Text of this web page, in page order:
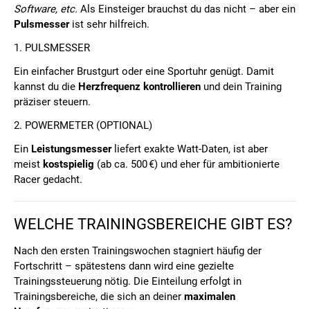
Software, etc. Als Einsteiger brauchst du das nicht – aber ein
Pulsmesserist sehr hilfreich.
1. PULSMESSER
Ein einfacher Brustgurt oder eine Sportuhr genügt. Damit
kannst du die Herzfrequenz kontrollieren und dein Training
präziser steuern.
2. POWERMETER (OPTIONAL)
Ein Leistungsmesserliefert exakte Watt-Daten, ist aber
meist kostspielig (ab ca. 500 €) und eher für ambitionierte
Racer gedacht.
WELCHE TRAININGSBEREICHE GIBT ES?
Nach den ersten Trainingswochen stagniert häufig der
Fortschritt – spätestens dann wird eine gezielte
Trainingssteuerung nötig. Die Einteilung erfolgt in
Trainingsbereiche, die sich an deiner maximalen